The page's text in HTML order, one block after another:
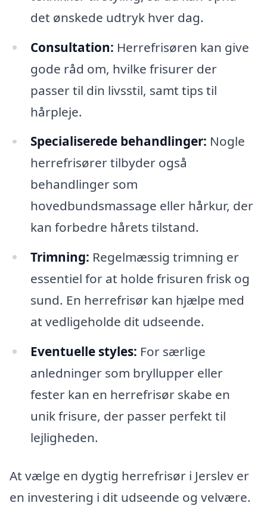
det ønskede udtryk hver dag.
Consultation: Herrefrisøren kan give
gode råd om, hvilke frisurer der
passer til din livsstil, samt tips til
hårpleje.
Specialiserede behandlinger: Nogle
herrefrisører tilbyder også
behandlinger som
hovedbundsmassage eller hårkur, der
kan forbedre hårets tilstand.
Trimning: Regelmæssig trimning er
essentiel for at holde frisuren frisk og
sund. En herrefrisør kan hjælpe med
at vedligeholde dit udseende.
Eventuelle styles: For særlige
anledninger som bryllupper eller
fester kan en herrefrisør skabe en
unik frisure, der passer perfekt til
lejligheden.
At vælge en dygtig herrefrisør i Jerslev er
en investering i dit udseende og velvære.